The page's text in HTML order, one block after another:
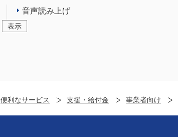
音声読み上げ
表示
便利なサービス 支援・給付金 事業者向け